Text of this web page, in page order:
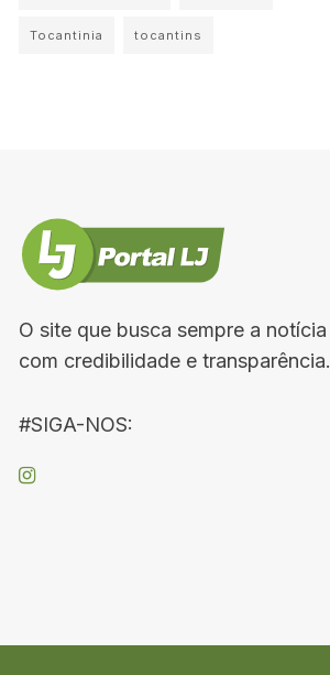
Tocantinia tocantins
O site que busca sempre a notícia
com credibilidade e transparência.
#SIGA-NOS: